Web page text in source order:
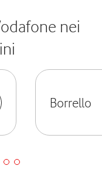
nei
Borrello